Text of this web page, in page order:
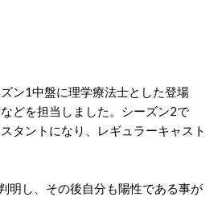
ン1中盤に理学療法士とした登場
どを担当しました。シーズン2で
タントになり、レギュラーキャスト
明し、その後自分も陽性である事が